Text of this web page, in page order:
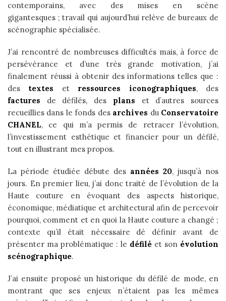
contemporains, avec des mises en scène
gigantesques ; travail qui aujourd’hui relève de bureaux de
scénographie spécialisée.
J’ai rencontré de nombreuses difficultés mais, à force de
persévérance et d’une très grande motivation, j’ai
finalement réussi à obtenir des informations telles que :
des textes etressources iconographiques, des
factures de défilés, des plans et d’autres sources
recueillies dans le fonds des archives du Conservatoire
CHANEL, ce qui m’a permis de retracer l’évolution,
l’investissement esthétique et financier pour un défilé,
tout en illustrant mes propos.
La période étudiée débute des années 20, jusqu’à nos
jours. En premier lieu, j’ai donc traité de l’évolution de la
Haute couture en évoquant des aspects historique,
économique, médiatique et architectural afin de percevoir
pourquoi, comment et en quoi la Haute couture a changé ;
contexte qu’il était nécessaire dé définir avant de
présenter ma problématique : le défilé et son évolution
scénographique.
J’ai ensuite proposé un historique du défilé de mode, en
montrant que ses enjeux n’étaient pas les mêmes